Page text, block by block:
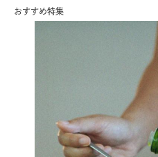
おすすめ特集